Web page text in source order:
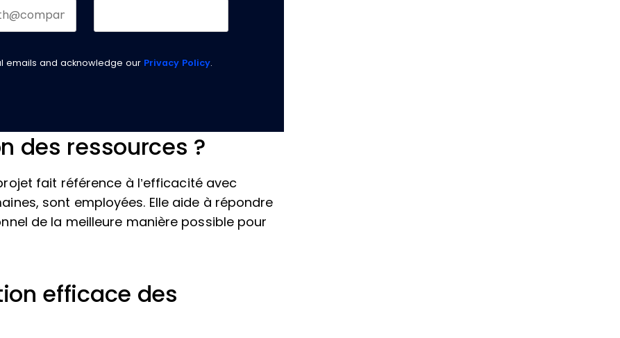
emails and acknowledge our Privacy Policy.
des ressources ?
fait référence à l’efficacité avec
sont employées. Elle aide à répondre
de la meilleure manière possible pour
efficace des